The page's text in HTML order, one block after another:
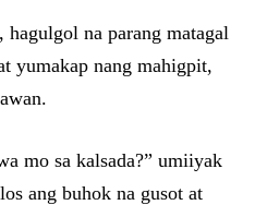
na parang matagal
yumakap nang mahigpit,
mo sa kalsada?” umiiyak
ang buhok na gusot at